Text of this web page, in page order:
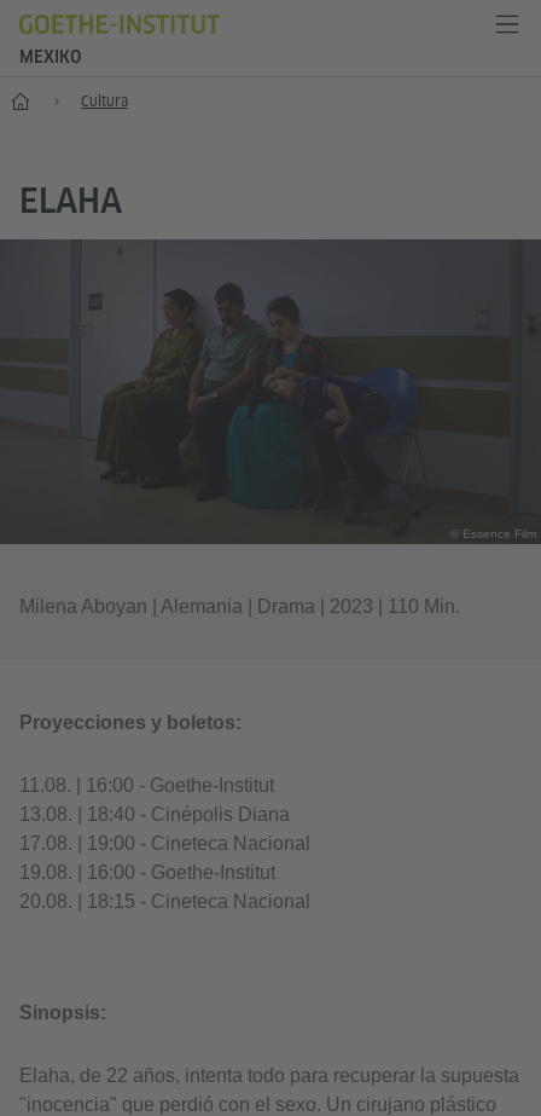
MEXIKO
Inicio Cultura
ELAHA
© Essence Film
Milena Aboyan | Alemania | Drama | 2023 | 110 Min.
Proyecciones y boletos:
11.08. | 16:00 - Goethe-Institut
13.08. | 18:40 - Cinépolis Diana
17.08. | 19:00 - Cineteca Nacional
19.08. | 16:00 - Goethe-Institut
20.08. | 18:15 - Cineteca Nacional
Sinopsis:
Elaha, de 22 años, intenta todo para recuperar la supuesta
"inocencia" que perdió con el sexo. Un cirujano plástico